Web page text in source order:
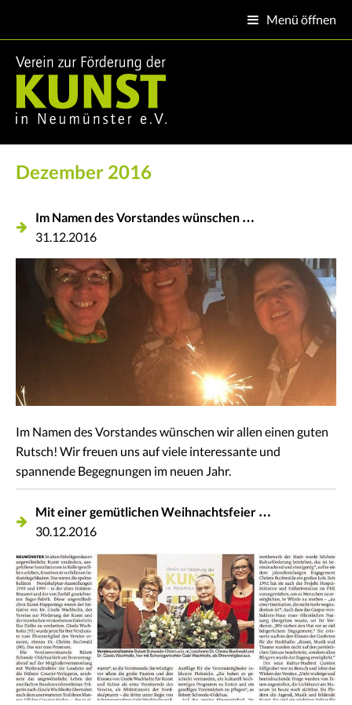
 Menü öffnen
Dezember 2016
Im Namen des Vorstandes wünschen …
31.12.2016
Im Namen des Vorstandes wünschen wir allen einen guten
Rutsch! Wir freuen uns auf viele interessante und
spannende Begegnungen im neuen Jahr.
Mit einer gemütlichen Weihnachtsfeier …
30.12.2016